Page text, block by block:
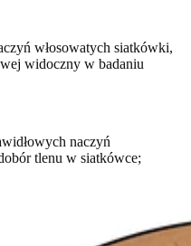
włosowatych siatkówki,
widoczny w badaniu
naczyń
tlenu w siatkówce;